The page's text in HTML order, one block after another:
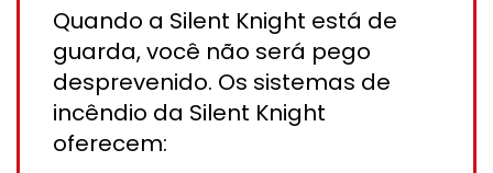
Quando a Silent Knight está de
guarda, você não será pego
desprevenido. Os sistemas de
incêndio da Silent Knight
oferecem: